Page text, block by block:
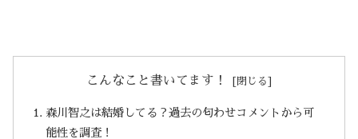
こんなこと書いてます！
森川智之は結婚してる？過去の匂わせコメントから可
能性を調査！